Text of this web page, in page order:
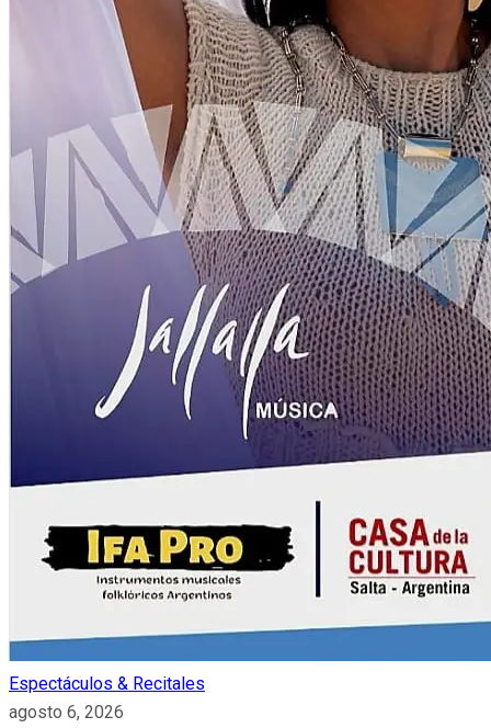
Espectáculos & Recitales
agosto 6, 2026